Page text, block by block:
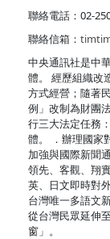
聯絡電話：02-
聯絡信箱：
中央通訊社是中
體。 經歷組織改
方式經營；隨著
例」改制為財團
行三大法定任務
體。 ．辦理國家
加強與國際新聞
領先、客觀、翔
英、日文即時對
台灣唯一多語文
從台灣民眾延伸
窗」。